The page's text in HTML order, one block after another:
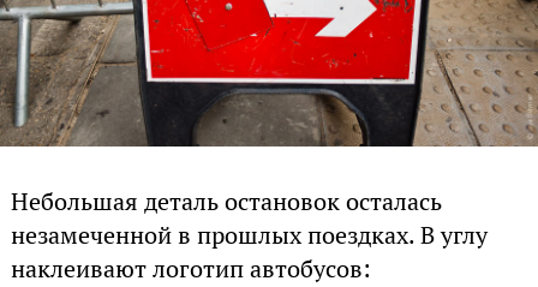
Небольшая деталь остановок осталась
незамеченной в прошлых поездках. В углу
наклеивают логотип автобусов: